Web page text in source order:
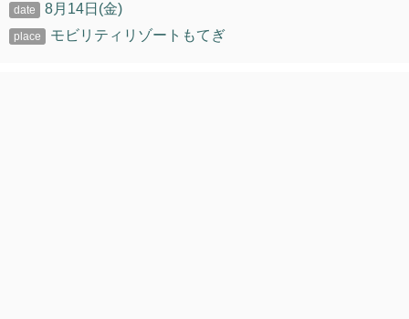
8月14日(金)
モビリティリゾートもてぎ